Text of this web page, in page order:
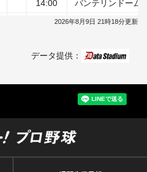
14:00
バンテリンドーム
18:00
明治神宮野球場
明治神宮野球場
18:00
横浜スタジアム
18:00
横浜スタジアム
14:00
東京ドーム
2026年8月9日 21時18分更新
データ提供：